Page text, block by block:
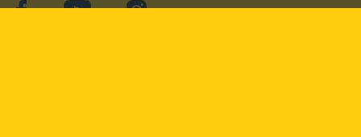
facebookYouTube Instagram